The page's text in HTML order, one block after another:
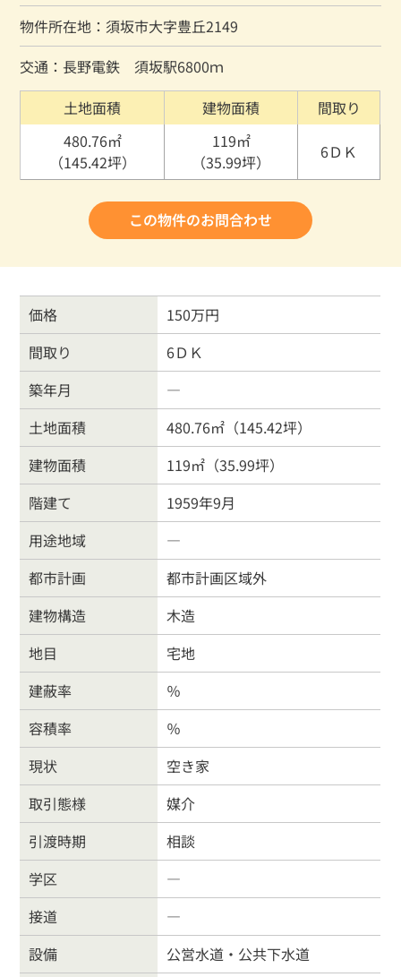
物件所在地：須坂市大字豊丘2149
交通：長野電鉄 須坂駅6800ｍ
土地面積
建物面積
間取り
480.76㎡
（145.42坪）
119㎡
（35.99坪）
6ＤＫ
この物件のお問合わせ
価格
150万円
間取り
6ＤＫ
築年月
―
土地面積
480.76㎡（145.42坪）
建物面積
119㎡（35.99坪）
階建て
1959年9月
用途地域
―
都市計画
都市計画区域外
建物構造
木造
地目
宅地
建蔽率
％
容積率
％
現状
空き家
取引態様
媒介
引渡時期
相談
学区
―
接道
―
設備
公営水道・公共下水道
マンション 事業物件